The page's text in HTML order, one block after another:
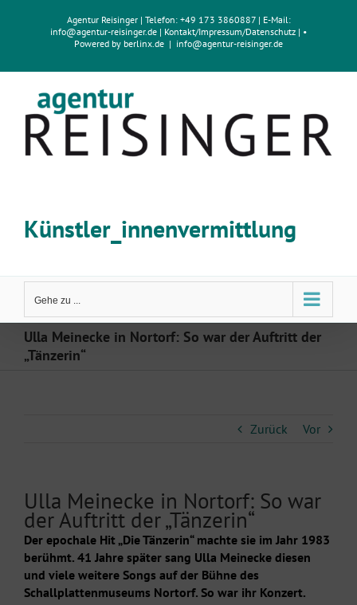
Agentur Reisinger| Telefon: +49 173 3860887 | E-Mail:
info@agentur-reisinger.de | Kontakt/Impressum/Datenschutz | •
Powered by berlinx.de | info@agentur-reisinger.de
Künstler_innenvermittlung
Gehe zu ...
Ulla Meinecke in Nortorf: So war der Auftritt der
„Tänzerin“
Zurück Vor
Ulla Meinecke in Nortorf: So war
der Auftritt der „Tänzerin“
Der epochale Hit „Die Tänzerin“ machte sie im Jahr 1983
berühmt. 41 Jahre später sang Ulla Meinecke diesen
und viele weitere Songs auf der Bühne des
Schallplattenmuseums Nortorf. So war ihr Konzert.